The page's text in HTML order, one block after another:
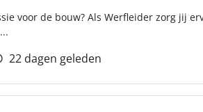
voor de bouw? Als Werfleider zorg jij
22 dagen geleden